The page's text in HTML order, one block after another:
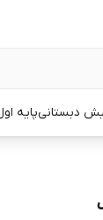
دبستانیپایه